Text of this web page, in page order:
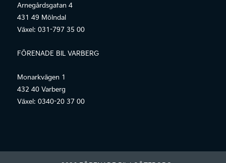
Arnegårdsgatan 4
431 49 Mölndal
Växel: 031-797 35 00
FÖRENADE BIL VARBERG
Monarkvägen 1
432 40 Varberg
Växel: 0340-20 37 00